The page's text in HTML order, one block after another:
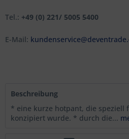
Tel.: +49 (0) 221/ 5005 5400
E-Mail:
Beschreibung
* eine kurze hotpant, die speziell
konzipiert wurde. * durch die...